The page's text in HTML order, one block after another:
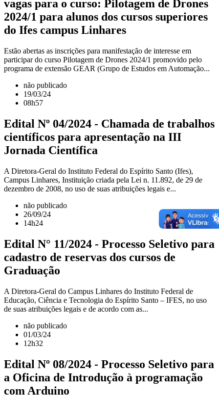
vagas para o curso: Pilotagem de Drones
2024/1 para alunos dos cursos superiores
do Ifes campus Linhares
Estão abertas as inscrições para manifestação de interesse em
participar do curso Pilotagem de Drones 2024/1 promovido pelo
programa de extensão GEAR (Grupo de Estudos em Automação...
não publicado
19/03/24
08h57
Edital Nº 04/2024 - Chamada de trabalhos
científicos para apresentação na III
Jornada Científica
A Diretora-Geral do Instituto Federal do Espírito Santo (Ifes),
Campus Linhares, Instituição criada pela Lei n. 11.892, de 29 de
dezembro de 2008, no uso de suas atribuições legais e...
não publicado
26/09/24
14h24
Edital N° 11/2024 - Processo Seletivo para
cadastro de reservas dos cursos de
Graduação
A Diretora-Geral do Campus Linhares do Instituto Federal de
Educação, Ciência e Tecnologia do Espírito Santo – IFES, no uso
de suas atribuições legais e de acordo com as...
não publicado
01/03/24
12h32
Edital Nº 08/2024 - Processo Seletivo para
a Oficina de Introdução à programação
com Arduino